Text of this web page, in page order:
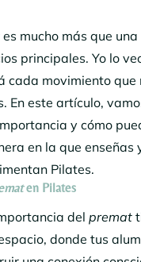
es mucho más que
principales. Yo lo
cada movimiento que
En este artículo,
y cómo
en la que enseñas
Pilates.
en Pilates
del premat
donde tus